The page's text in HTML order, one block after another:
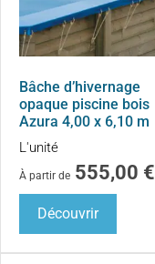
Bâche d’hivernage
opaque piscine bois
Azura 4,00 x 6,10 m
L'unité
À partir de 555,00 €
Découvrir